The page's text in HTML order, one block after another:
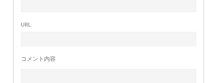
URL
コメント内容